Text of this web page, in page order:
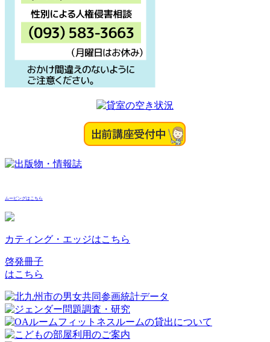
ムービングはこちら
カティング・エッジはこちら
啓発冊子
はこちら